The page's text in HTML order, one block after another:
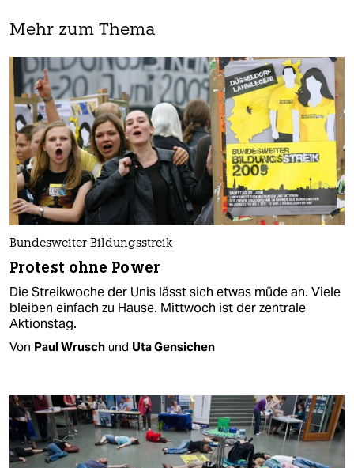
Mehr zum Thema
Bundesweiter Bildungsstreik
Protest ohne Power
Die Streikwoche der Unis lässt sich etwas müde an. Viele
bleiben einfach zu Hause. Mittwoch ist der zentrale
Aktionstag.
Von Paul Wrusch und Uta Gensichen